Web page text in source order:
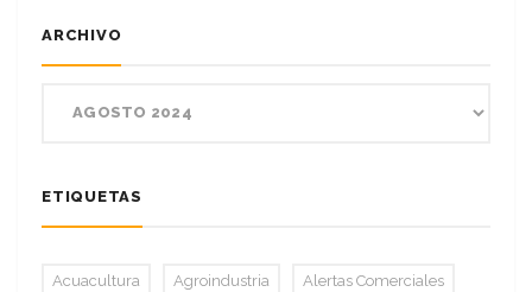
ARCHIVO
ETIQUETAS
Acuacultura Agroindustria Alertas Comerciales